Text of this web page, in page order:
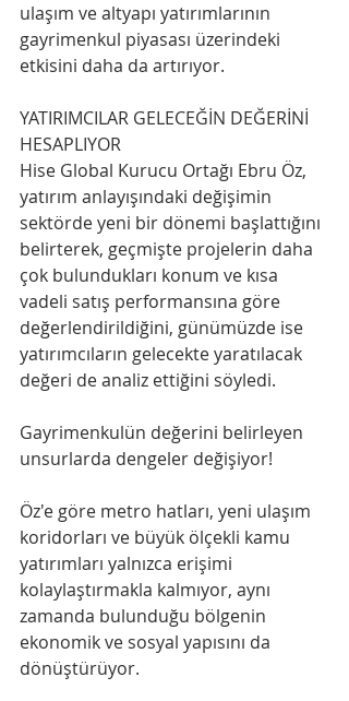
ulaşım ve altyapı yatırımlarının
gayrimenkul piyasası üzerindeki
etkisini daha da artırıyor.
YATIRIMCILAR GELECEĞİN DEĞERİNİ
HESAPLIYOR
Hise Global Kurucu Ortağı Ebru Öz,
yatırım anlayışındaki değişimin
sektörde yeni bir dönemi başlattığını
belirterek, geçmişte projelerin daha
çok bulundukları konum ve kısa
vadeli satış performansına göre
değerlendirildiğini, günümüzde ise
yatırımcıların gelecekte yaratılacak
değeri de analiz ettiğini söyledi.
Gayrimenkulün değerini belirleyen
unsurlarda dengeler değişiyor!
Öz'e göre metro hatları, yeni ulaşım
koridorları ve büyük ölçekli kamu
yatırımları yalnızca erişimi
kolaylaştırmakla kalmıyor, aynı
zamanda bulunduğu bölgenin
ekonomik ve sosyal yapısını da
dönüştürüyor.